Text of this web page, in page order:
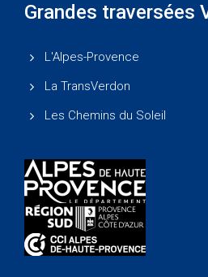
Grandes traversées
L'Alpes-Provence
La TransVerdon
Les Chemins du Soleil